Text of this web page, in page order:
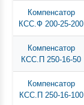
Компенсатор
КСС.Ф 200-25-200
Компенсатор
КСС.П 250-16-50
Компенсатор
КСС.П 250-16-100